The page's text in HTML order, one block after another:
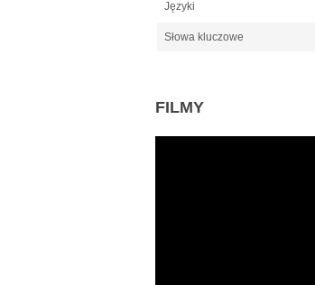
Języki
Słowa kluczowe
FILMY